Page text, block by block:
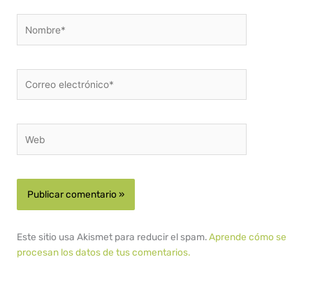
electrónico*
Este sitio usa Akismet para reducir el spam.Aprende cómo se
procesan los datos de tus comentarios.